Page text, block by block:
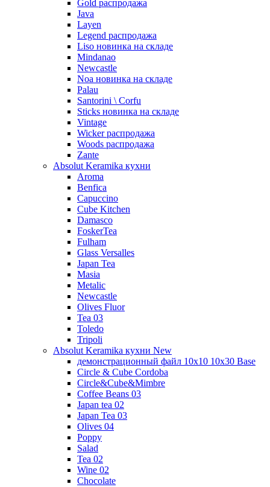
Gold распродажа
Java
Layen
Legend распродажа
Liso новинка на складе
Mindanao
Newcastle
Noa новинка на складе
Palau
Santorini \ Corfu
Sticks новинка на складе
Vintage
Wicker распродажа
Woods распродажа
Zante
Absolut Keramika кухни
Aroma
Benfica
Capuccino
Cube Kitchen
Damasco
FoskerTea
Fulham
Glass Versalles
Japan Tea
Masia
Metalic
Newcastle
Olives Fluor
Tea 03
Toledo
Tripoli
Absolut Keramika кухни New
демонстрационный файл 10x10 10x30 Base
Circle & Cube Cordoba
Circle&Cube&Mimbre
Coffee Beans 03
Japan tea 02
Japan Tea 03
Olives 04
Poppy
Salad
Tea 02
Wine 02
Chocolate